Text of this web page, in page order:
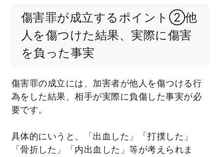
傷害罪が成立するポイント②他
人を傷つけた結果、実際に傷害
を負った事実
傷害罪の成立には、加害者が他人を傷つける行
為をした結果、相手が実際に負傷した事実が必
要です。
具体的にいうと、「出血した」「打撲した」
「骨折した」「内出血した」等が考えられま